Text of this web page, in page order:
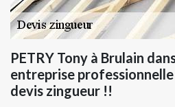
PETRY Tony à Brulain
entreprise
devis zingueur !!